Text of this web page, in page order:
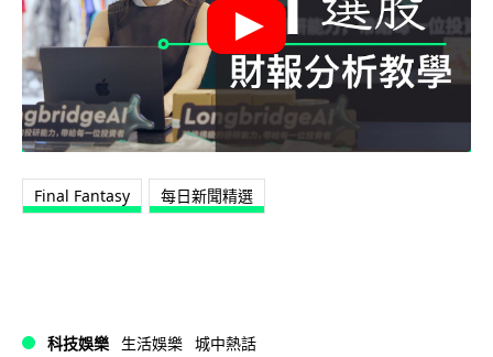
Final Fantasy 每日新聞精選
科技娛樂 生活娛樂 城中熱話